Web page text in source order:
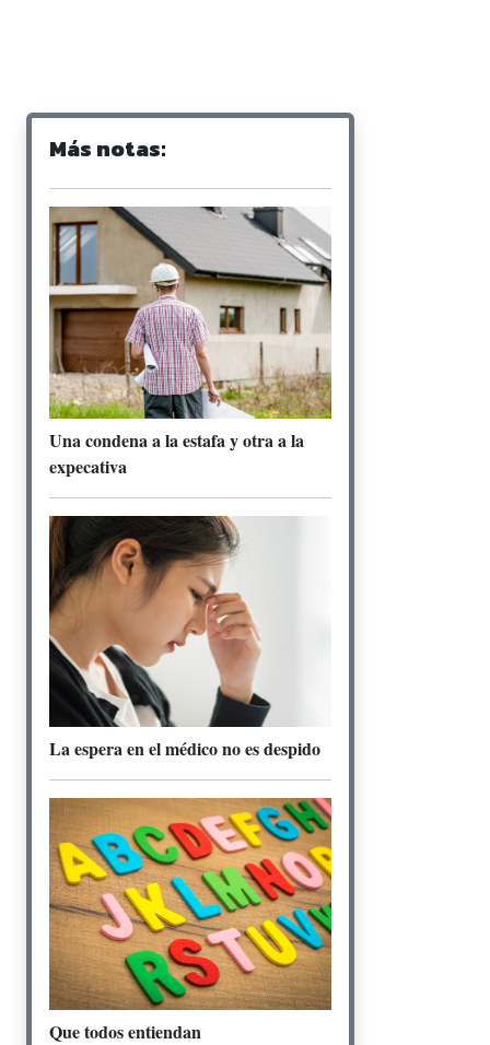
Más notas:
Una condena a la estafa y otra a la
expecativa
La espera en el médico no es despido
Que todos entiendan